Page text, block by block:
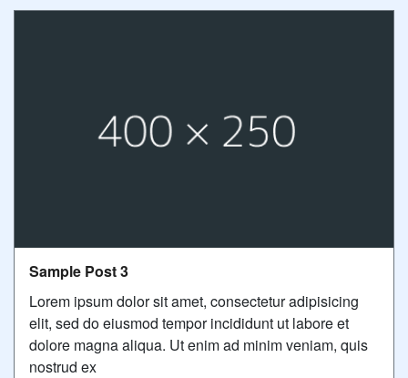
Sample Post 3
Lorem ipsum dolor sit amet, consectetur adipisicing
elit, sed do eiusmod tempor incididunt ut labore et
dolore magna aliqua. Ut enim ad minim veniam, quis
nostrud ex